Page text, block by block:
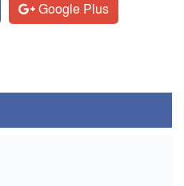
Google Plus